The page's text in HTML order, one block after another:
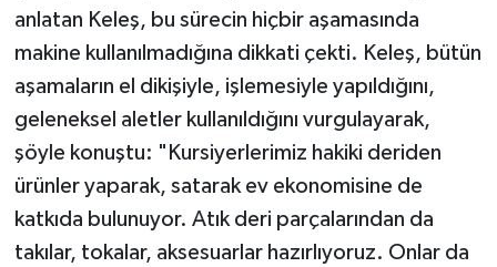
anlatan Keleş, bu sürecin hiçbir aşamasında
makine kullanılmadığına dikkati çekti. Keleş, bütün
aşamaların el dikişiyle, işlemesiyle yapıldığını,
geleneksel aletler kullanıldığını vurgulayarak,
şöyle konuştu: "Kursiyerlerimiz hakiki deriden
ürünler yaparak, satarak ev ekonomisine de
katkıda bulunuyor. Atık deri parçalarından da
takılar, tokalar, aksesuarlar hazırlıyoruz. Onlar da